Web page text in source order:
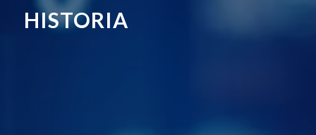
HISTORIA